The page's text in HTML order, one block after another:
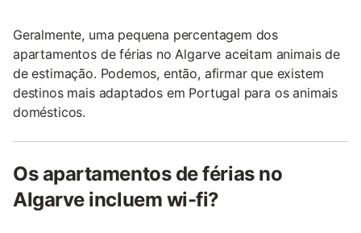
Geralmente, uma pequena percentagem dos
apartamentos de férias no Algarve aceitam animais de
de estimação. Podemos, então, afirmar que existem
destinos mais adaptados em Portugal para os animais
domésticos.
Os apartamentos de férias no
Algarve incluem wi-fi?